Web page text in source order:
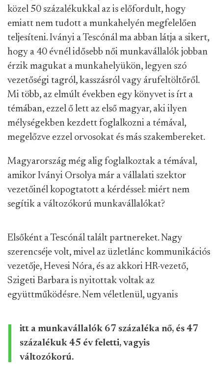
közel 50 százalékukkal az is előfordult, hogy
emiatt nem tudott a munkahelyén megfelelően
teljesíteni. Iványi a Tescónál ma abban látja a sikert,
hogy a 40 évnél idősebb női munkavállalók jobban
érzik magukat a munkahelyükön, legyen szó
vezetőségi tagról, kasszásról vagy árufeltöltőről.
Mi több, az elmúlt években egy könyvet is írt a
témában, ezzel ő lett az első magyar, aki ilyen
mélységekben kezdett foglalkozni a témával,
megelőzve ezzel orvosokat és más szakembereket.
Magyarország még alig foglalkoztak a témával,
amikor Iványi Orsolya már a vállalati szektor
vezetőinél kopogtatott a kérdéssel: miért nem
segítik a változókorú munkavállalókat?
Elsőként a Tescónál talált partnereket. Nagy
szerencséje volt, mivel az üzletlánc kommunikációs
vezetője, Hevesi Nóra, és az akkori HR-vezető,
Szigeti Barbara is nyitottak voltak az
együttműködésre. Nem véletlenül, ugyanis
itt a munkavállalók 67 százaléka nő, és 47
százalékuk 45 év feletti, vagyis
változókorú.